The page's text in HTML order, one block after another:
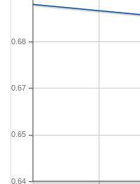
0.64
0.65
0.67
0.68